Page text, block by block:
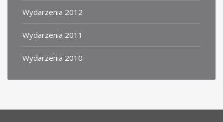
Wydarzenia 2012
Wydarzenia 2011
Wydarzenia 2010